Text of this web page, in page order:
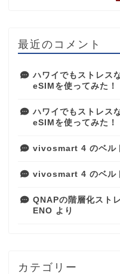
最近のコメント
ハワイでもストレス
eSIMを使ってみた！
ハワイでもストレス
eSIMを使ってみた！
vivosmart 4 のベル
vivosmart 4 のベル
QNAPの階層化スト
ENO より
カテゴリー